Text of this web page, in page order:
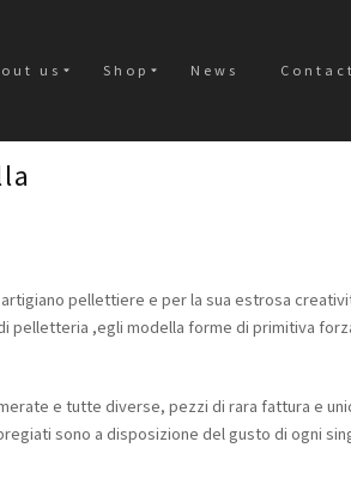
us Shop News
pellettiere e per la sua estrosa
pelletteria ,egli modella forme di primitiva
e tutte diverse, pezzi di rara fattura e
sono a disposizione del gusto di ogni